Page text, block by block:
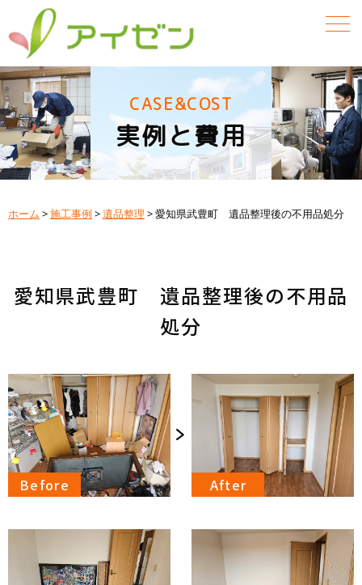
CASE&COST
実例と費用
ホーム >施工事例 >遺品整理 >愛知県武豊町 遺品整理後の不用品処分
愛知県武豊町 遺品整理後の不用品
処分